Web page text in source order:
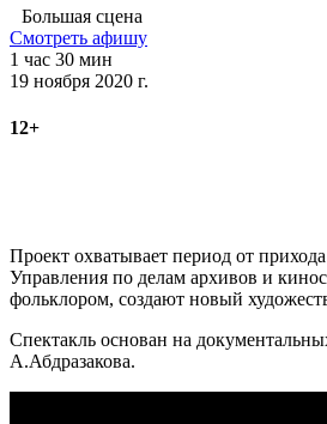
Большая сцена
Смотреть афишу
1 час 30 мин
19 ноября 2020 г.
12+
Проект охватывает период от
Управления по делам архивов и
фольклором, создают новый
Спектакль основан на
А.Абдразакова.